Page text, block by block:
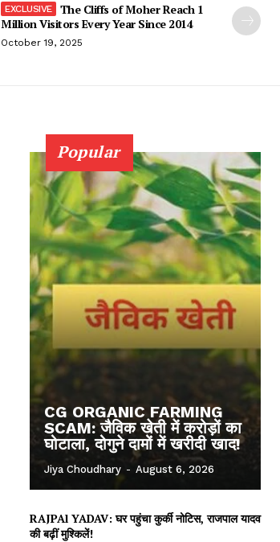
The Cliffs of Moher Reach 1
Million Visitors Every Year Since 2014
October 19, 2025
Popular
CG ORGANIC FARMING
SCAM: जैविक खेती में करोड़ों का
घोटाला, दोगुने दामों में खरीदी खाद!
Jiya Choudhary - August 6, 2026
RAJPAl YADAV: घर पहुंचा कुर्की नोटिस, राजपाल यादव
की बढ़ीं मुश्किलें!